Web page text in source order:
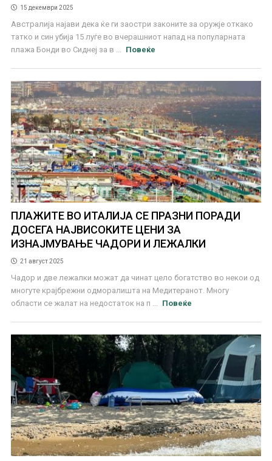
15 декември 2025
Австралија најави дека ќе ги заостри законите за оружје откако
татко и син убија 15 луѓе во вчерашниот напад на популарната
плажа Бонди во Сиднеј за в ...
Повеќе
ПЛАЖИТЕ ВО ИТАЛИЈА СЕ ПРАЗНИ ПОРАДИ
ДОСЕГА НАЈВИСОКИТЕ ЦЕНИ ЗА
ИЗНАЈМУВАЊЕ ЧАДОРИ И ЛЕЖАЛКИ
21 август 2025
Чадор и две лежалки можат да чинат целo богатство во некои од
многуте крајбрежни одморалишта на Медитеранот. Многу
области се жалат на недостаток на п ...
Повеќе